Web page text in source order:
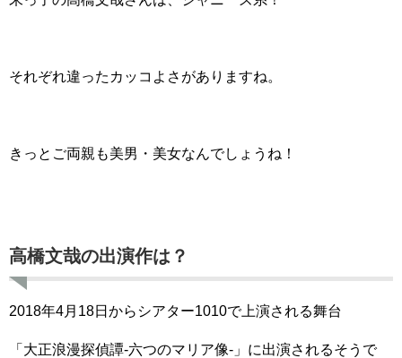
それぞれ違ったカッコよさがありますね。
きっとご両親も美男・美女なんでしょうね！
高橋文哉の出演作は？
2018年4月18日からシアター1010で上演される舞台
「大正浪漫探偵譚-六つのマリア像-」に出演されるそうで